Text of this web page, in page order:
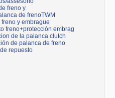
freno y
de frenoTWM
freno y embrague
freno+protección embrag
de la palanca clutch
de palanca de freno
repuesto